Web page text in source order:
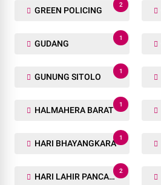
GREEN POLICING
2
GUDANG
1
GUNUNG SITOLO
1
HALMAHERA BARAT
1
HARI BHAYANGKARA
1
HARI LAHIR PANCASILA
2